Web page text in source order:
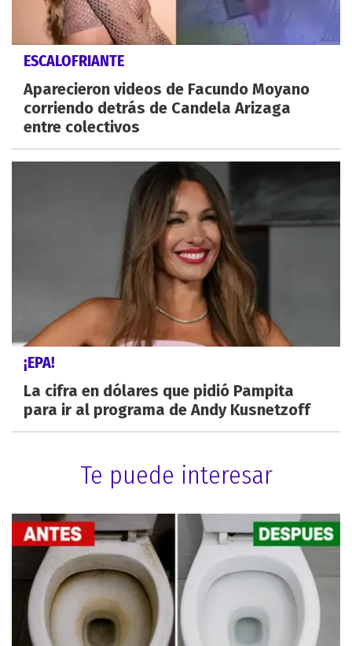
ESCALOFRIANTE
Aparecieron videos de Facundo Moyano
corriendo detrás de Candela Arizaga
entre colectivos
¡EPA!
La cifra en dólares que pidió Pampita
para ir al programa de Andy Kusnetzoff
Te puede interesar